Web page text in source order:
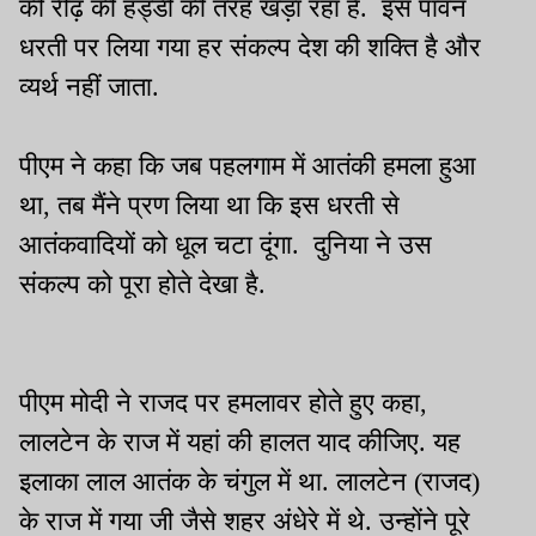
की रीढ़ की हड्डी की तरह खड़ा रहा है. इस पावन
धरती पर लिया गया हर संकल्प देश की शक्ति है और
व्यर्थ नहीं जाता.
पीएम ने कहा कि जब पहलगाम में आतंकी हमला हुआ
था, तब मैंने प्रण लिया था कि इस धरती से
आतंकवादियों को धूल चटा दूंगा. दुनिया ने उस
संकल्प को पूरा होते देखा है.
पीएम मोदी ने राजद पर हमलावर होते हुए कहा,
लालटेन के राज में यहां की हालत याद कीजिए. यह
इलाका लाल आतंक के चंगुल में था. लालटेन (राजद)
के राज में गया जी जैसे शहर अंधेरे में थे. उन्होंने पूरे